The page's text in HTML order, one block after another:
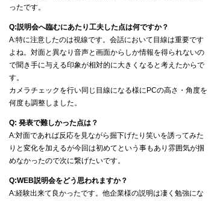
ったです。
Q:説明会へ臨むにあたり工夫した点は何ですか？
A:特に注意したのは視線です。会話において目線は重要です
よね。対面と異なり音声と画面からしか情報を得られないの
で聞き手に与える印象が相対的に大きくなると考えたからで
す。
カメラチェックを行い同じ目線になる様にPCの高さ・角度を
何度も調整しました。
Q: 発表で難しかった点は？
A:対面であれば反応を見ながら掘下げたり笑いを誘ってみた
りと変化を加えるが今回は初めてという事もあり雰囲気が掴
めなかったので次に繋げたいです。
Q:WEB説明会をどう思われますか？
A:経験出来て良かったです。他企業様の説明は凄く勉強にな